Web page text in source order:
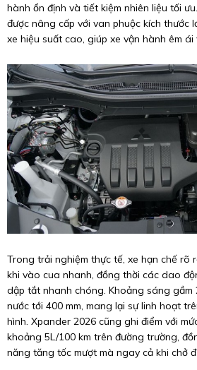
hành ổn định và tiết kiệm nhiên liệu tối
được nâng cấp với van phuộc kích thước
xe hiệu suất cao, giúp xe vận hành êm ái
Trong trải nghiệm thực tế, xe hạn chế rõ
khi vào cua nhanh, đồng thời các dao
dập tắt nhanh chóng. Khoảng sáng gầm
nước tới 400 mm, mang lại sự linh hoạt
hình. Xpander 2026 cũng ghi điểm với
khoảng 5L/100 km trên đường trường,
năng tăng tốc mượt mà ngay cả khi chở